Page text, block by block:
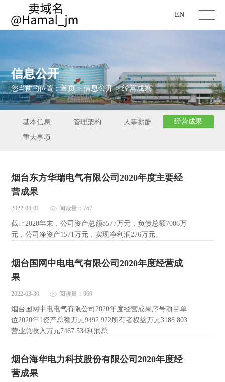
EN
信息公开
您当前的位置：首页>信息公开>经营成果
基本信息 管理架构 人事薪酬 经营成果
重大事项
烟台东方华瑞电气有限公司2020年度主要经
营成果
2022-04-01 阅读量：767
截止2020年末，公司资产总额8577万元，负债总额7006万
元，公司净资产1571万元，实现净利润276万元。
烟台国网中电电气有限公司2020年度经营成
果
2022-03-30 阅读量：960
烟台国网中电电气有限公司2020年度经营成果序号项目单
位2020年1资产总额万元9492 922所有者权益万元3188 803
营业总收入万元7467 534利润总
烟台海华电力科技股份有限公司2020年度经
营成果